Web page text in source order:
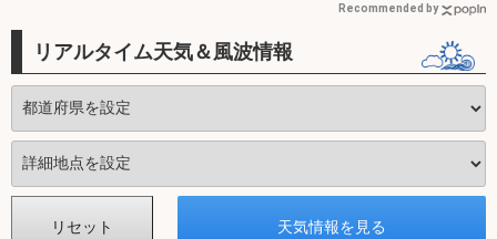
Recommended by
リアルタイム天気＆風波情報